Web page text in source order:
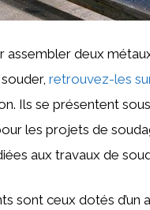
assembler deux
retrouvez-les
Ils se présentent
les projets de
aux travaux de
sont ceux dotés d’un